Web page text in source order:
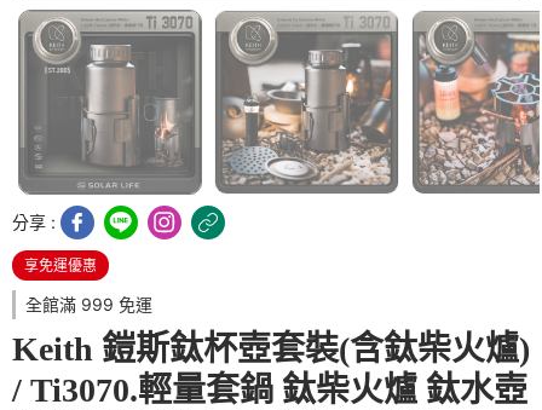
分享 :
享免運優惠
全館滿 999 免運
Keith 鎧斯鈦杯壺套裝(含鈦柴火爐)
/ Ti3070.輕量套鍋 鈦柴火爐 鈦水壺